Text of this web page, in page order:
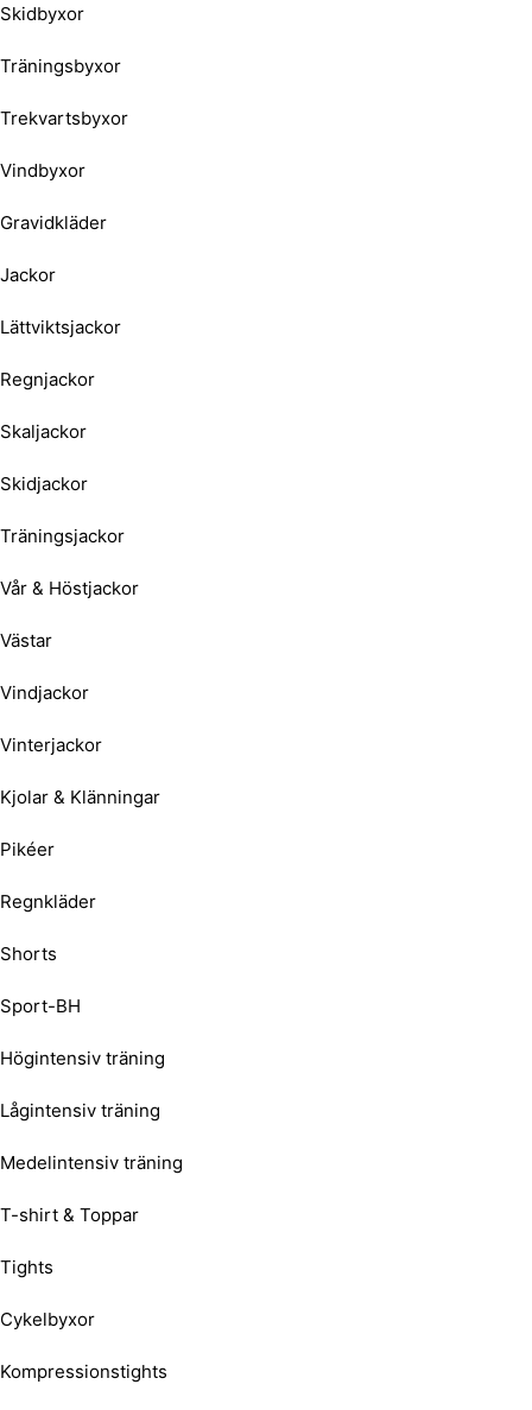
Skidbyxor
Träningsbyxor
Trekvartsbyxor
Vindbyxor
Gravidkläder
Jackor
Lättviktsjackor
Regnjackor
Skaljackor
Skidjackor
Träningsjackor
Vår & Höstjackor
Västar
Vindjackor
Vinterjackor
Kjolar & Klänningar
Pikéer
Regnkläder
Shorts
Sport-BH
Högintensiv träning
Lågintensiv träning
Medelintensiv träning
T-shirt & Toppar
Tights
Cykelbyxor
Kompressionstights